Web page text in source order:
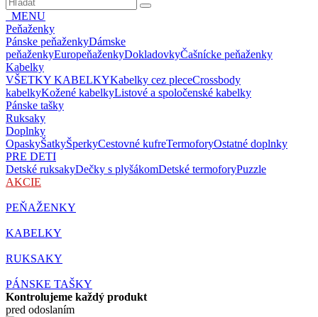
MENU
Peňaženky
Pánske peňaženkyDámske
peňaženkyEuropeňaženkyDokladovkyČašnícke peňaženky
Kabelky
VŠETKY KABELKYKabelky cez pleceCrossbody
kabelkyKožené kabelkyListové a spoločenské kabelky
Pánske tašky
Ruksaky
Doplnky
OpaskyŠatkyŠperkyCestovné kufreTermoforyOstatné doplnky
PRE DETI
Detské ruksakyDečky s plyšákomDetské termoforyPuzzle
AKCIE
PEŇAŽENKY
KABELKY
RUKSAKY
PÁNSKE TAŠKY
Kontrolujeme každý produkt
pred odoslaním